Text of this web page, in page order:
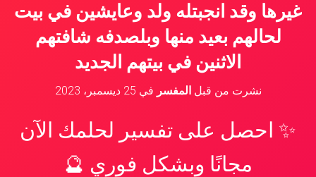
ت
غيرها وقد انجبتله ولد وعايشين في بيت
لحالهم بعيد منها وبلصدفه شافتهم
الاثنين في بيتهم الجديد
نشرت من قبلالمفسر في 25 ديسمبر، 2023
✨ احصل على تفسير لحلمك الآن
مجانًا وبشكل فوري 🔮